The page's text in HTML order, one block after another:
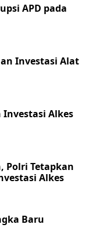
APD pada
Investasi Alat
Investasi Alkes
Polri Tetapkan
Alkes
Baru